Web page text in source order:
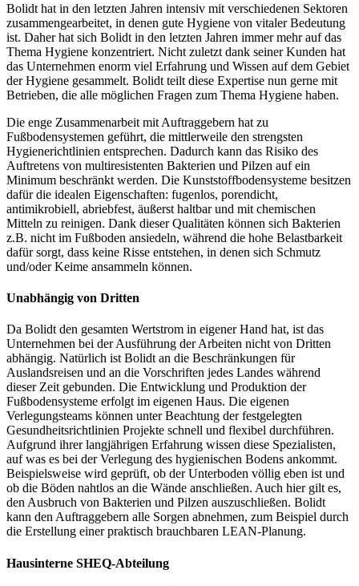
Bolidt hat in den letzten Jahren intensiv mit verschiedenen Sektoren
zusammengearbeitet, in denen gute Hygiene von vitaler Bedeutung
ist. Daher hat sich Bolidt in den letzten Jahren immer mehr auf das
Thema Hygiene konzentriert. Nicht zuletzt dank seiner Kunden hat
das Unternehmen enorm viel Erfahrung und Wissen auf dem Gebiet
der Hygiene gesammelt. Bolidt teilt diese Expertise nun gerne mit
Betrieben, die alle möglichen Fragen zum Thema Hygiene haben.
Die enge Zusammenarbeit mit Auftraggebern hat zu
Fußbodensystemen geführt, die mittlerweile den strengsten
Hygienerichtlinien entsprechen. Dadurch kann das Risiko des
Auftretens von multiresistenten Bakterien und Pilzen auf ein
Minimum beschränkt werden. Die Kunststoffbodensysteme besitzen
dafür die idealen Eigenschaften: fugenlos, porendicht,
antimikrobiell, abriebfest, äußerst haltbar und mit chemischen
Mitteln zu reinigen. Dank dieser Qualitäten können sich Bakterien
z.B. nicht im Fußboden ansiedeln, während die hohe Belastbarkeit
dafür sorgt, dass keine Risse entstehen, in denen sich Schmutz
und/oder Keime ansammeln können.
Unabhängig von Dritten
Da Bolidt den gesamten Wertstrom in eigener Hand hat, ist das
Unternehmen bei der Ausführung der Arbeiten nicht von Dritten
abhängig. Natürlich ist Bolidt an die Beschränkungen für
Auslandsreisen und an die Vorschriften jedes Landes während
dieser Zeit gebunden. Die Entwicklung und Produktion der
Fußbodensysteme erfolgt im eigenen Haus. Die eigenen
Verlegungsteams können unter Beachtung der festgelegten
Gesundheitsrichtlinien Projekte schnell und flexibel durchführen.
Aufgrund ihrer langjährigen Erfahrung wissen diese Spezialisten,
auf was es bei der Verlegung des hygienischen Bodens ankommt.
Beispielsweise wird geprüft, ob der Unterboden völlig eben ist und
ob die Böden nahtlos an die Wände anschließen. Auch hier gilt es,
den Ausbruch von Bakterien und Pilzen auszuschließen. Bolidt
kann den Auftraggebern alle Sorgen abnehmen, zum Beispiel durch
die Erstellung einer praktisch brauchbaren LEAN-Planung.
Hausinterne SHEQ-Abteilung